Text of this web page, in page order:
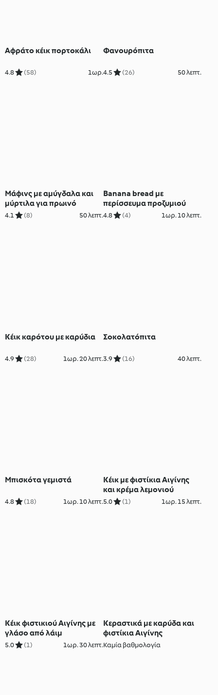
Αφράτο κέικ πορτοκάλι
4.8 (58) 1ωρ.
Φανουρόπιτα
4.5 (26) 50 λεπτ.
Μάφινς με αμύγδαλα και
μύρτιλα για πρωινό
4.1 (8) 50 λεπτ.
Banana bread με
περίσσευμα προζυμιού
4.8 (4) 1ωρ. 10 λεπτ.
Κέικ καρότου με καρύδια
4.9 (28) 1ωρ. 20 λεπτ.
Σοκολατόπιτα
3.9 (16) 40 λεπτ.
Μπισκότα γεμιστά
4.8 (18) 1ωρ. 10 λεπτ.
Κέικ με φιστίκια Αιγίνης
και κρέμα λεμονιού
5.0 (1) 1ωρ. 15 λεπτ.
Κέικ φιστικιού Αιγίνης με
γλάσο από λάιμ
5.0 (1) 1ωρ. 30 λεπτ.
Κεραστικά με καρύδα και
φιστίκια Αιγίνης
Καμία βαθμολογία